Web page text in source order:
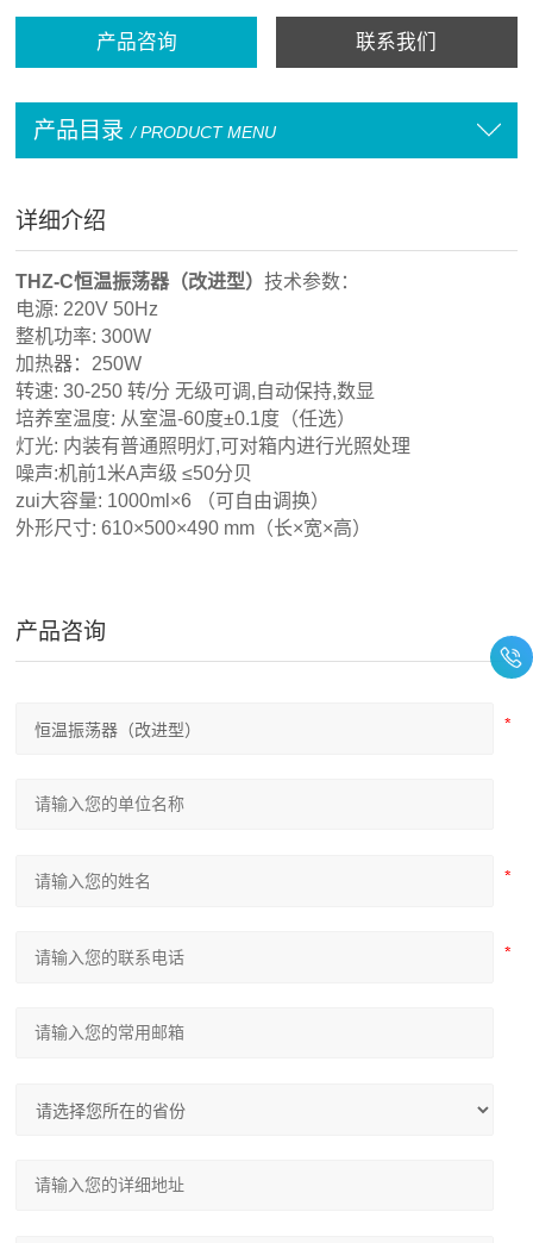
产品咨询 联系我们
产品目录 / PRODUCT MENU
详细介绍
THZ-C恒温振荡器（改进型）技术参数：
电源: 220V 50Hz
整机功率: 300W
加热器：250W
转速: 30-250 转/分 无级可调,自动保持,数显
培养室温度: 从室温-60度±0.1度（任选）
灯光: 内装有普通照明灯,可对箱内进行光照处理
噪声:机前1米A声级 ≤50分贝
zui大容量: 1000ml×6 （可自由调换）
外形尺寸: 610×500×490 mm（长×宽×高）
产品咨询